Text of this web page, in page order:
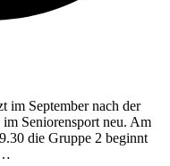
im September nach der
Seniorensport neu. Am
die Gruppe 2 beginnt